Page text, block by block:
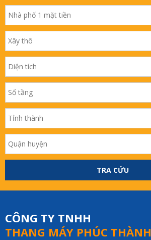
TRA CỨU
CÔNG TY TNHH
THANG MÁY PHÚC THÀNH